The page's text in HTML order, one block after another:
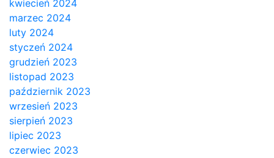
kwiecień 2024
marzec 2024
luty 2024
styczeń 2024
grudzień 2023
listopad 2023
październik 2023
wrzesień 2023
sierpień 2023
lipiec 2023
czerwiec 2023